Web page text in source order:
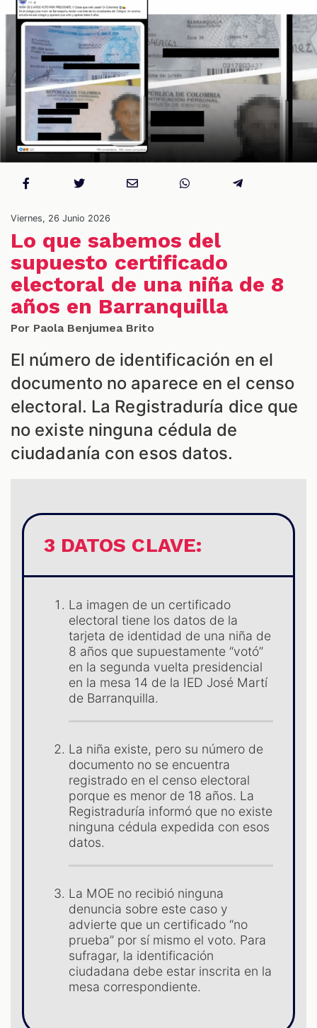
Viernes, 26 Junio 2026
Lo que sabemos del
supuesto certificado
electoral de una niña de 8
años en Barranquilla
Por Paola Benjumea Brito
El número de identificación en el
documento no aparece en el censo
electoral. La Registraduría dice que
no existe ninguna cédula de
ciudadanía con esos datos.
3 DATOS CLAVE:
La imagen de un certificado
electoral tiene los datos de la
tarjeta de identidad de una niña de
8 años que supuestamente “votó”
en la segunda vuelta presidencial
en la mesa 14 de la IED José Martí
de Barranquilla.
La niña existe, pero su número de
documento no se encuentra
registrado en el censo electoral
porque es menor de 18 años. La
Registraduría informó que no existe
ninguna cédula expedida con esos
datos.
La MOE no recibió ninguna
denuncia sobre este caso y
advierte que un certificado “no
prueba” por sí mismo el voto. Para
sufragar, la identificación
ciudadana debe estar inscrita en la
mesa correspondiente.